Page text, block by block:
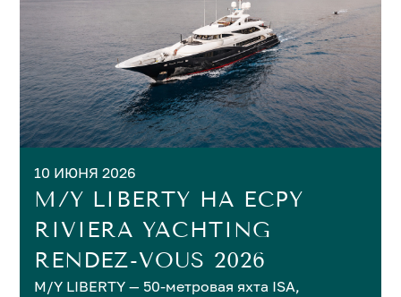
10 ИЮНЯ 2026
M/Y LIBERTY НА ECPY
RIVIERA YACHTING
RENDEZ-VOUS 2026
M/Y LIBERTY — 50-метровая яхта ISA,